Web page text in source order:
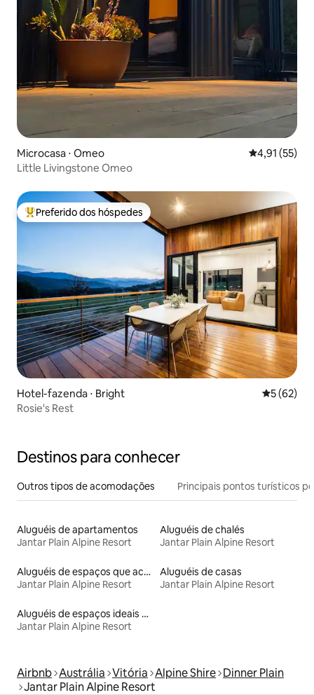
Microcasa ⋅ Omeo 4,91 de uma
4,91 (55)
Little Livingstone Omeo
Entre os melhores preferidos dos hóspedes
Preferido dos hóspedes
Hotel-fazenda ⋅ Bright 5 de uma
5 (62)
Rosie's Rest
Destinos para conhecer
Outros tipos de acomodações Principais pontos turísticos
Aluguéis de apartamentos
Jantar Plain Alpine Resort
Aluguéis de chalés
Jantar Plain Alpine Resort
Aluguéis de espaços que aceitam animais de estimação
Jantar Plain Alpine Resort
Aluguéis de casas
Jantar Plain Alpine Resort
Aluguéis de espaços ideais para famílias
Jantar Plain Alpine Resort
Airbnb Austrália Vitória Alpine Shire Dinner Plain
Jantar Plain Alpine Resort